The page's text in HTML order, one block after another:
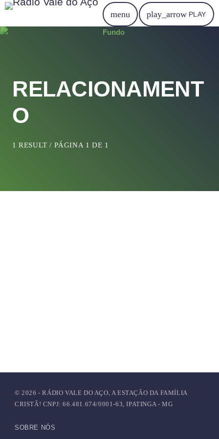
menu play_arrow PLAY
RELACIONAMENT
O
1 RESULT / PÁGINA 1 DE 1
© 2026 - RÁDIO VALE DO AÇO, A ESTAÇÃO DA FAMÍLIA
CRISTÃ! CNPJ: 66.481.674/0001-63, IPATINGA - MG
SOBRE NÓS